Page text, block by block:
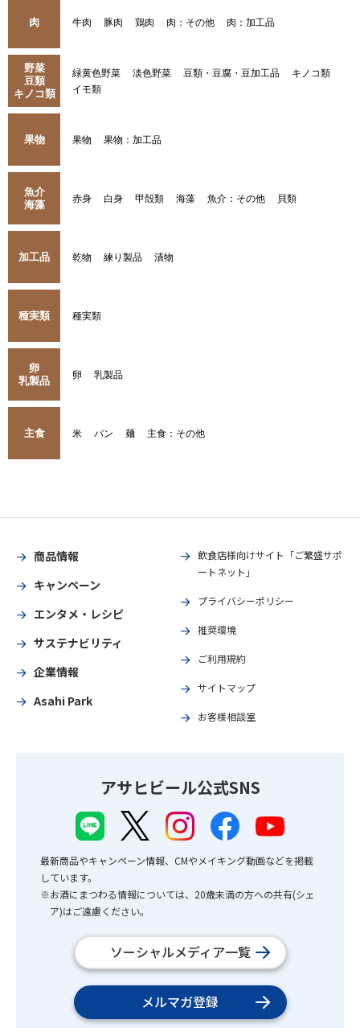
肉 牛肉 豚肉 鶏肉 肉：その他 肉：加工品
野菜
豆類
キノコ類
緑黄色野菜 淡色野菜 豆類・豆腐・豆加工品
キノコ類
イモ類
果物 果物 果物：加工品
魚介
海藻
赤身 白身 甲殻類 海藻 魚介：その他 貝類
加工品 乾物 練り製品 漬物
種実類 種実類
卵
乳製品
卵 乳製品
主食 米 パン 麺 主食：その他
商品情報
キャンペーン
エンタメ・レシピ
サステナビリティ
企業情報
Asahi Park
飲食店様向けサイト「ご繁盛サポ
ートネット」
プライバシーポリシー
推奨環境
ご利用規約
サイトマップ
お客様相談室
アサヒビール公式SNS
最新商品やキャンペーン情報、CMやメイキング動画などを掲載
しています。
※お酒にまつわる情報については、20歳未満の方への共有(シェ
ア)はご遠慮ください。
ソーシャルメディア一覧
メルマガ登録